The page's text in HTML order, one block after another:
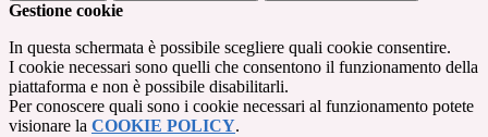
Gestione cookie
In questa schermata è possibile scegliere quali cookie consentire.
I cookie necessari sono quelli che consentono il funzionamento della
piattaforma e non è possibile disabilitarli.
Per conoscere quali sono i cookie necessari al funzionamento potete
visionare la COOKIE POLICY.